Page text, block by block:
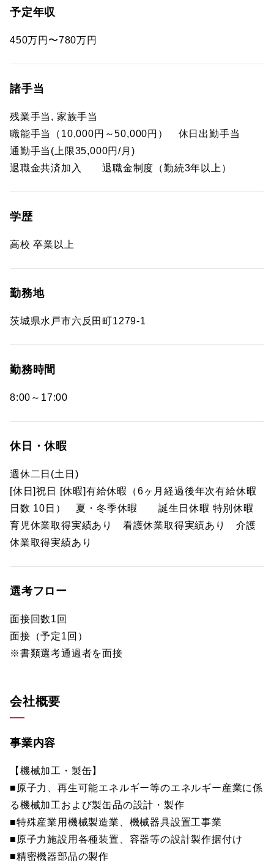
予定年収
450万円〜780万円
諸手当
残業手当, 家族手当
職能手当（10,000円～50,000円） 休日出勤手当
通勤手当(上限35,000円/月)
退職金共済加入 退職金制度（勤続3年以上）
学歴
高校 卒業以上
勤務地
茨城県水戸市六反田町1279-1
勤務時間
8:00～17:00
休日・休暇
週休二日(土日)
[休日]祝日 [休暇]有給休暇（6ヶ月経過後年次有給休暇
日数 10日） 夏・冬季休暇 誕生日休暇 特別休暇
育児休業取得実績あり 看護休業取得実績あり 介護
休業取得実績あり
選考フロー
面接回数1回
面接（予定1回）
※書類選考通過者を面接
会社概要
事業内容
【機械加工・製缶】
■原子力、再生可能エネルギー等のエネルギー産業に係
る機械加工および製缶品の設計・製作
■特殊産業用機械製造業、機械器具設置工事業
■原子力施設用各種装置、容器等の設計製作据付け
■精密機器部品の製作